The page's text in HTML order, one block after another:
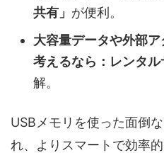
共有」 が便利。
大容量データや外部
考えるなら： レンタ
解。
USBメモリを使った面倒
れ、よりスマートで効率